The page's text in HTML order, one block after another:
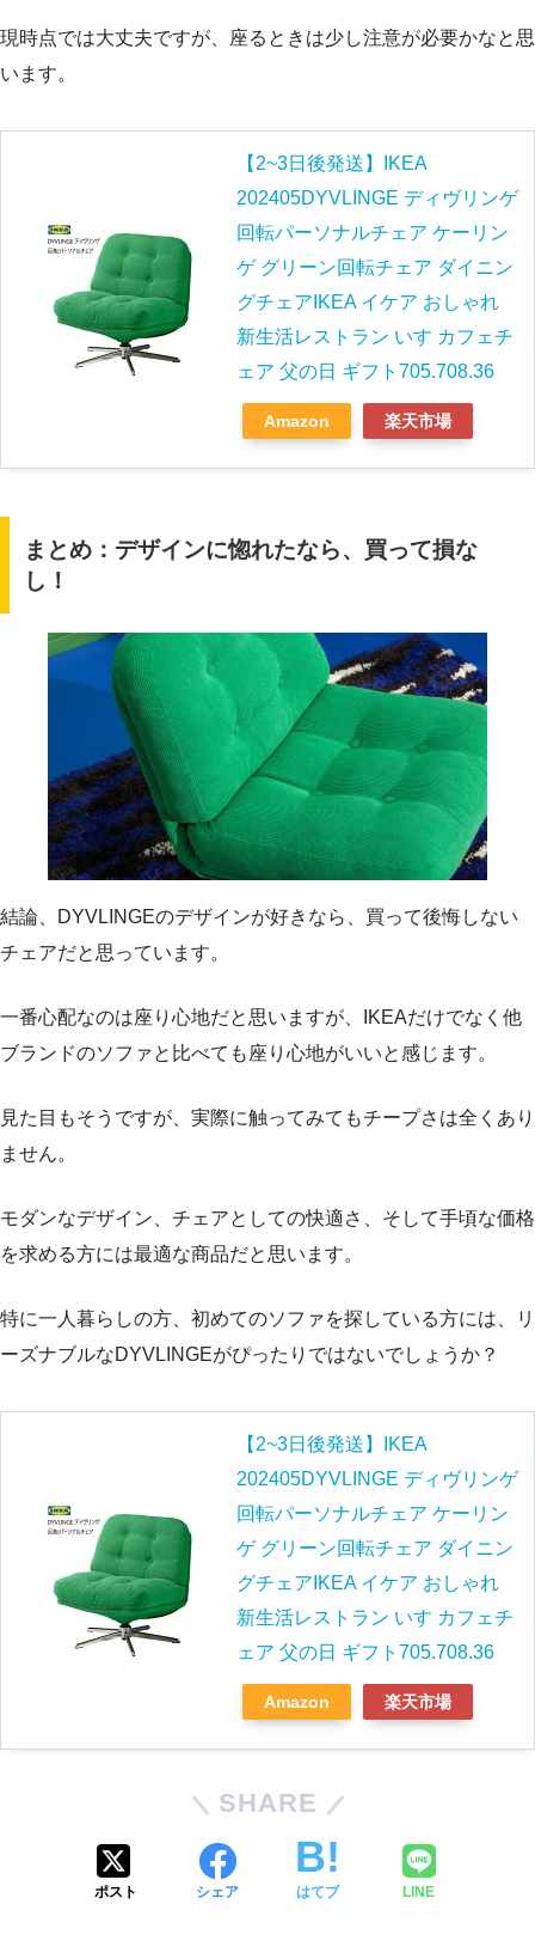
現時点では大丈夫ですが、座るときは少し注意が必要かなと思
います。
【2~3日後発送】IKEA
202405DYVLINGE ディヴリンゲ
回転パーソナルチェア ケーリン
ゲ グリーン回転チェア ダイニン
グチェアIKEA イケア おしゃれ
新生活レストラン いす カフェチ
ェア 父の日 ギフト705.708.36
Amazon 楽天市場
まとめ：デザインに惚れたなら、買って損な
し！
結論、DYVLINGEのデザインが好きなら、買って後悔しない
チェアだと思っています。
一番心配なのは座り心地だと思いますが、IKEAだけでなく他
ブランドのソファと比べても座り心地がいいと感じます。
見た目もそうですが、実際に触ってみてもチープさは全くあり
ません。
モダンなデザイン、チェアとしての快適さ、そして手頃な価格
を求める方には最適な商品だと思います。
特に一人暮らしの方、初めてのソファを探している方には、リ
ーズナブルなDYVLINGEがぴったりではないでしょうか？
【2~3日後発送】IKEA
202405DYVLINGE ディヴリンゲ
回転パーソナルチェア ケーリン
ゲ グリーン回転チェア ダイニン
グチェアIKEA イケア おしゃれ
新生活レストラン いす カフェチ
ェア 父の日 ギフト705.708.36
Amazon 楽天市場
SHARE
ポスト シェア はてブ LINE